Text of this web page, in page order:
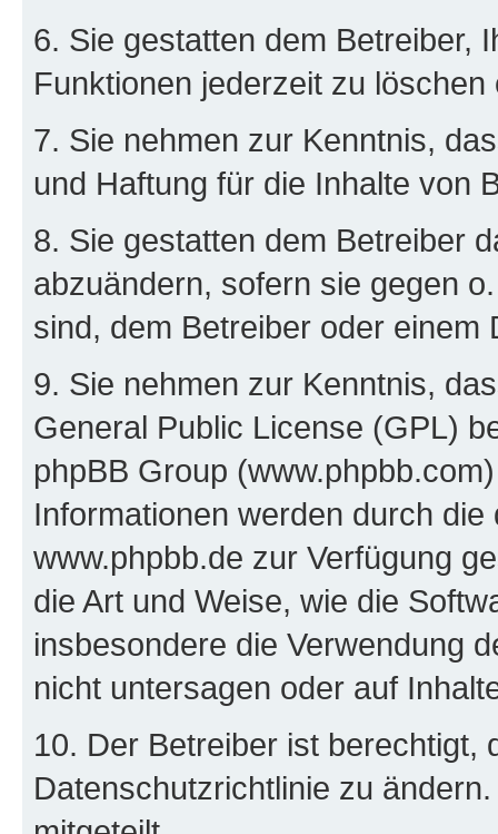
6. Sie gestatten dem Betreiber,
Funktionen jederzeit zu
7. Sie nehmen zur Kenntnis,
und Haftung für die Inhalte von
8. Sie gestatten dem Betreiber
abzuändern, sofern sie gegen
sind, dem Betreiber oder einem
9. Sie nehmen zur Kenntnis,
General Public License (GPL)
phpBB Group
Informationen werden durch
www.phpbb.de zur Verfügung
die Art und Weise, wie die
insbesondere die Verwendung
nicht untersagen oder auf
10. Der Betreiber ist berechtigt,
Datenschutzrichtlinie zu